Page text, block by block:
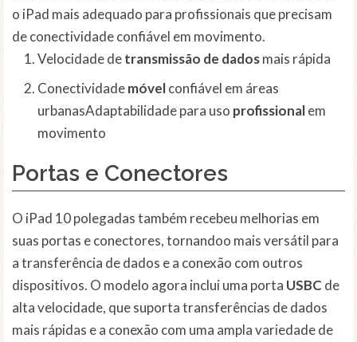
o iPad mais adequado para profissionais que precisam
de conectividade confiável em movimento.
Velocidade detransmissão de dadosmais rápida
Conectividademóvelconfiável em áreas
urbanasAdaptabilidade para uso profissionalem
movimento
Portas e Conectores
O iPad 10 polegadas também recebeu melhorias em
suas portas e conectores, tornandoo mais versátil para
a transferência de dados e a conexão com outros
dispositivos. O modelo agora inclui uma porta USBC de
alta velocidade, que suporta transferências de dados
mais rápidas e a conexão com uma ampla variedade de